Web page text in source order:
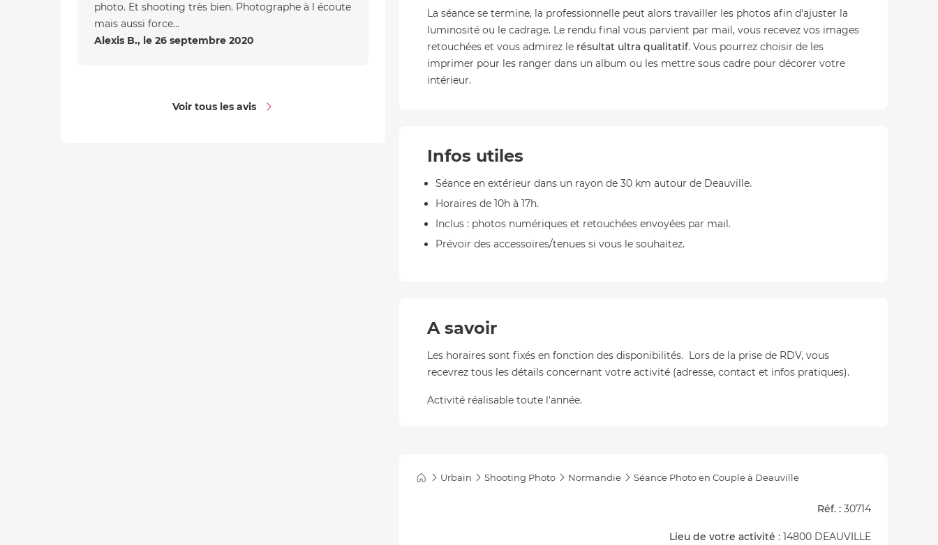
La séance se termine, la professionnelle peut alors travailler les photos afin d'ajuster la
luminosité ou le cadrage. Le rendu final vous parvient par mail, vous recevez vos images
retouchées et vous admirez le résultat ultra qualitatif. Vous pourrez choisir de les
imprimer pour les ranger dans un album ou les mettre sous cadre pour décorer votre
intérieur.
Infos utiles
Séance en extérieur dans un rayon de 30 km autour de Deauville.
Horaires de 10h à 17h.
Inclus : photos numériques et retouchées envoyées par mail.
Prévoir des accessoires/tenues si vous le souhaitez.
A savoir
Les horaires sont fixés en fonction des disponibilités. Lors de la prise de RDV, vous
recevrez tous les détails concernant votre activité (adresse, contact et infos pratiques).
Activité réalisable toute l'année.
Urbain Shooting Photo Normandie Séance Photo en Couple à Deauville
Réf. : 30714
Lieu de votre activité : 14800 DEAUVILLE
photo. Et shooting très bien. Photographe à l écoute
mais aussi force...
Alexis B., le 26 septembre 2020
Voir tous les avis